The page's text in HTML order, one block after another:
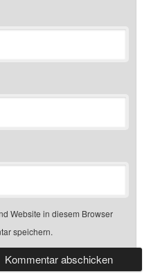
Website in diesem Browser
speichern.